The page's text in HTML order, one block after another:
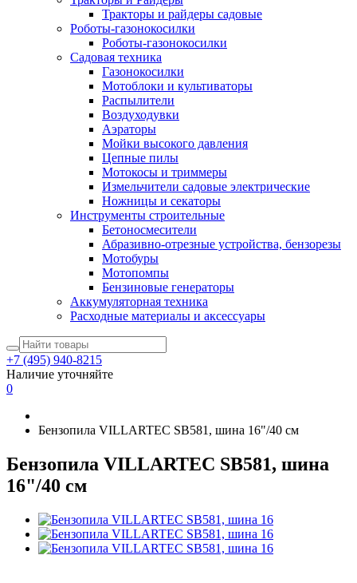
Тракторы и райдеры садовые
Роботы-газонокосилки
Роботы-газонокосилки
Садовая техника
Газонокосилки
Мотоблоки и культиваторы
Распылители
Воздуходувки
Аэраторы
Мойки высокого давления
Цепные пилы
Мотокосы и триммеры
Измельчители садовые электрические
Ножницы и секаторы
Инструменты строительные
Бетоносмесители
Абразивно-отрезные устройства, бензорезы
Мотобуры
Мотопомпы
Бензиновые генераторы
Аккумуляторная техника
Расходные материалы и аксессуары
+7 (495) 940-8215
Наличие уточняйте
0
Бензопила VILLARTEC SB581, шина 16"/40 см
Бензопила VILLARTEC SB581, шина
16"/40 см